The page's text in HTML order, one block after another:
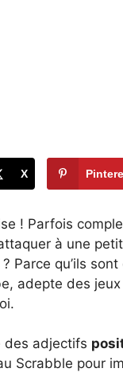
X
! Parfois
à une
? Parce qu’ils
adepte des
des adjectifs
Scrabble pour